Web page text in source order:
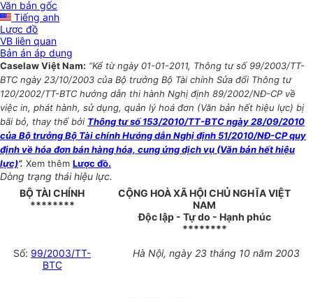
Văn bản gốc
Tiếng anh
Lược đồ
VB liên quan
Bản án áp dụng
Caselaw Việt Nam: “Kể từ ngày 01-01-2011, Thông tư số 99/2003/TT-
BTC ngày 23/10/2003 của Bộ trưởng Bộ Tài chính Sửa đổi Thông tư
120/2002/TT-BTC hướng dẫn thi hành Nghị định 89/2002/NĐ-CP về
việc in, phát hành, sử dụng, quản lý hoá đơn (Văn bản hết hiệu lực) bị
bãi bỏ, thay thế bởi Thông tư số 153/2010/TT-BTC ngày 28/09/2010
của Bộ trưởng Bộ Tài chính Hướng dẫn Nghị định 51/2010/NĐ-CP quy
định về hóa đơn bán hàng hóa, cung ứng dịch vụ (Văn bản hết hiệu
lực)”. Xem thêm Lược đồ.
Dòng trạng thái hiệu lực.
BỘ TÀI CHÍNH
********
CỘNG HOÀ XÃ HỘI CHỦ NGHĨA VIỆT
NAM
Độc lập - Tự do - Hạnh phúc
********
Số: 99/2003/TT-
BTC
Hà Nội, ngày 23 tháng 10 năm 2003